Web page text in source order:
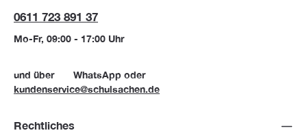
0611 723 891 37
Mo-Fr, 09:00 - 17:00 Uhr
und über WhatsApp oder
kundenservice@schulsachen.de
Rechtliches